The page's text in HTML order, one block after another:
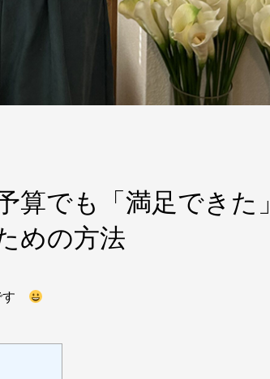
算でも「満足できた」
めの方法
す